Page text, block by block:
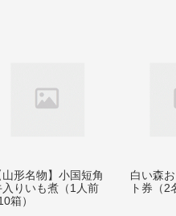
山形名物】小国短角
入りいも煮（1人前
箱）
白い森
ト券（2